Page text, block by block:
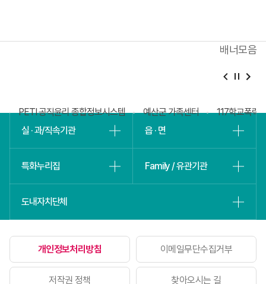
배너모음
PETI 공직윤리 종합정보시스템 예산군 가족센터
117학교폭력
실 · 과/직속기관
읍 · 면
특화누리집 Family / 유관기관
도내자치단체
개인정보처리방침 이메일무단수집거부
저작권 정책 찾아오시는 길